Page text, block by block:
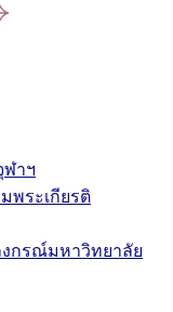
าฯ
พระเกียรติ
กรณ์มหาวิทยาลัย